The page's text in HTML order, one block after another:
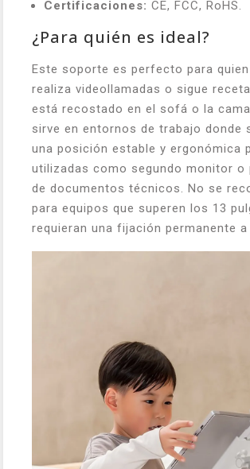
Certificaciones: CE, FCC, RoHS.
¿Para quién es ideal?
Este soporte es perfecto para
realiza videollamadas o sigue
está recostado en el sofá o la
sirve en entornos de trabajo donde
una posición estable y ergonómica
utilizadas como segundo monitor o
de documentos técnicos. No se
para equipos que superen los 13
requieran una fijación permanente a